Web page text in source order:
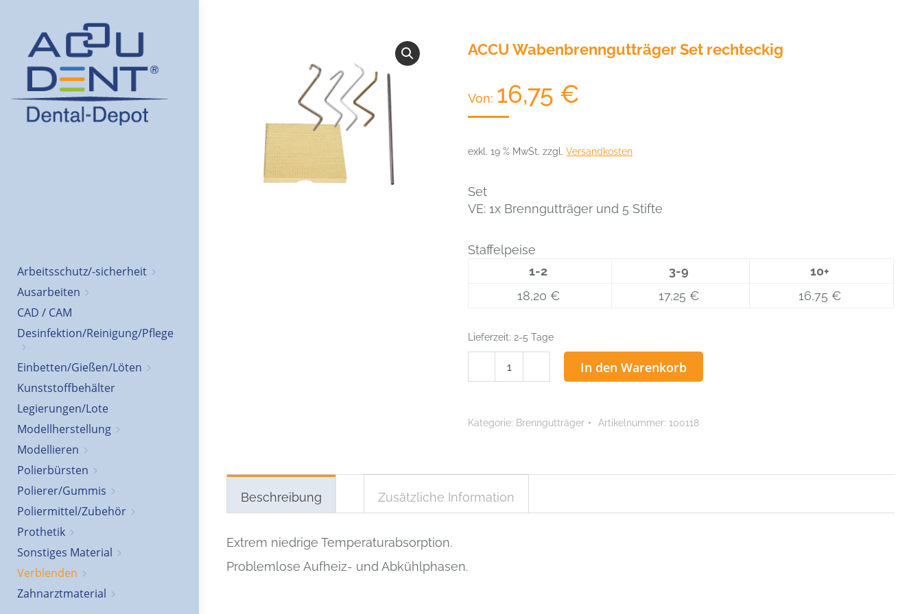
Arbeitsschutz/-sicherheit
Ausarbeiten
CAD / CAM
Desinfektion/Reinigung/Pflege
Einbetten/Gießen/Löten
Kunststoffbehälter
Legierungen/Lote
Modellherstellung
Modellieren
Polierbürsten
Polierer/Gummis
Poliermittel/Zubehör
Prothetik
Sonstiges Material
Verblenden
Zahnarztmaterial
ACCU Wabenbrenngutträger Set rechteckig
Von: 16,75 €
exkl. 19 % MwSt. zzgl.Versandkosten
Set
VE: 1x Brenngutträger und 5 Stifte
Staffelpeise
1-2
3-9
10+
18,20 €
17,25 € 16,75 €
Lieferzeit: 2-5 Tage
Wabenbrenngutträger
Menge
In den Warenkorb
Kategorie: Brenngutträger Artikelnummer:100118
Beschreibung Zusätzliche Information
Extrem niedrige Temperaturabsorption.
Problemlose Aufheiz- und Abkühlphasen.